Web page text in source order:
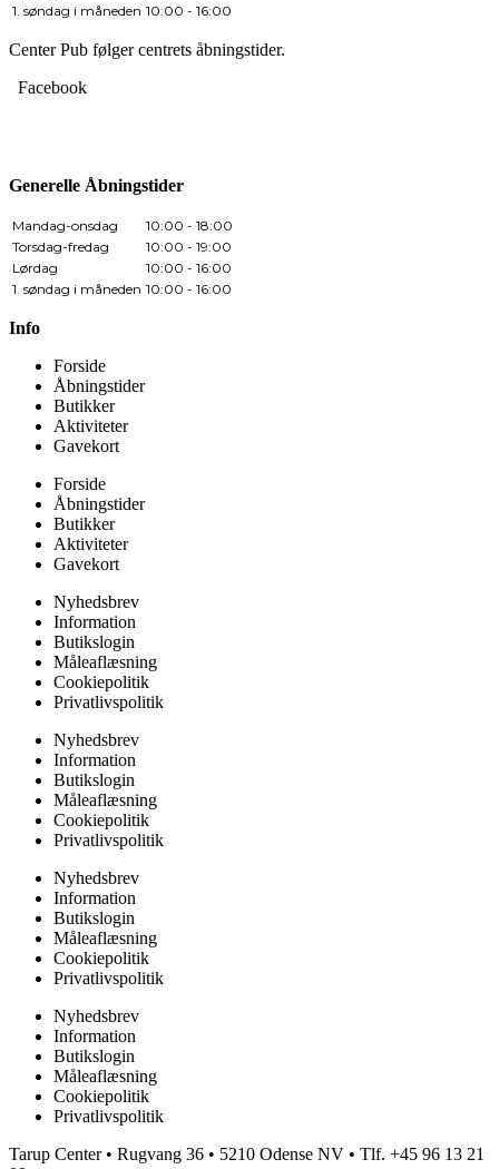
1. søndag i måneden 10:00 - 16:00
Center Pub følger centrets åbningstider.
Facebook
Generelle Åbningstider
Mandag-onsdag
10:00 - 18:00
Torsdag-fredag
10:00 - 19:00
Lørdag
10:00 - 16:00
1. søndag i måneden 10:00 - 16:00
Info
Forside
Åbningstider
Butikker
Aktiviteter
Gavekort
Forside
Åbningstider
Butikker
Aktiviteter
Gavekort
Nyhedsbrev
Information
Butikslogin
Måleaflæsning
Cookiepolitik
Privatlivspolitik
Nyhedsbrev
Information
Butikslogin
Måleaflæsning
Cookiepolitik
Privatlivspolitik
Nyhedsbrev
Information
Butikslogin
Måleaflæsning
Cookiepolitik
Privatlivspolitik
Nyhedsbrev
Information
Butikslogin
Måleaflæsning
Cookiepolitik
Privatlivspolitik
Tarup Center • Rugvang 36 • 5210 Odense NV • Tlf. +45 96 13 21